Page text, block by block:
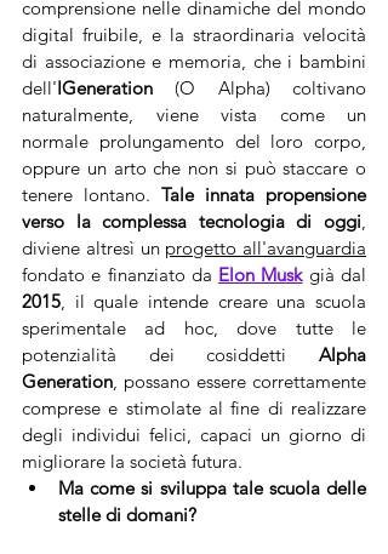
comprensione nelle dinamiche del mondo
digital fruibile, e la straordinaria velocità
di associazione e memoria, che i bambini
dell'IGeneration (O Alpha) coltivano
naturalmente, viene vista come un
normale prolungamento del loro corpo,
oppure un arto che non si può staccare o
tenere lontano. Tale innata propensione
verso la complessa tecnologia di oggi,
diviene altresì un progetto all'avanguardia
fondato e finanziato da Elon Musk
2015, il quale intende creare una scuola
sperimentale ad hoc, dove tutte le
potenzialità dei cosiddetti Alpha
Generation, possano essere correttamente
comprese e stimolate al fine di realizzare
degli individui felici, capaci un giorno di
migliorare la società futura.
Ma come si sviluppa tale scuola delle
stelle di domani?